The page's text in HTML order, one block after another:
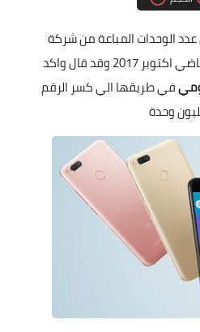
الوحدات المباعة من شركة
ال 10 وحدة الشهر الماضي اكتوبر 2017 وقد قال واكد
في طريقها الي كسر الرقم